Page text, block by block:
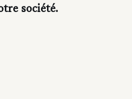
société.